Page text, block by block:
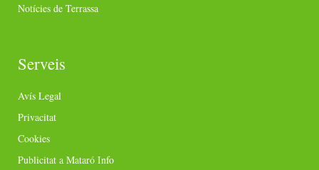
Notícies de Terrassa
Serveis
Avís Legal
Privacitat
Cookies
Publicitat a Mataró Info